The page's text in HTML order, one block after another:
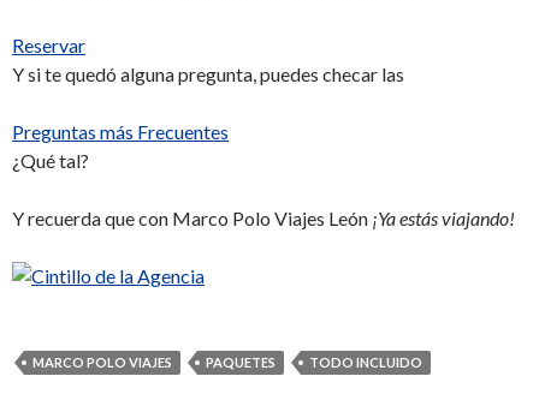
Reservar
Y si te quedó alguna pregunta, puedes checar las
Preguntas más Frecuentes
¿Qué tal?
Y recuerda que con Marco Polo Viajes León ¡Ya estás viajando!
MARCO POLO VIAJES PAQUETES TODO INCLUIDO